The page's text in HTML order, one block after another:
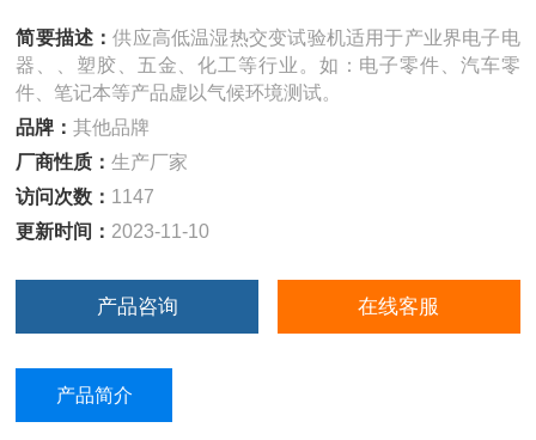
简要描述：供应高低温湿热交变试验机适用于产业界电子电
器、、塑胶、五金、化工等行业。如：电子零件、汽车零
件、笔记本等产品虚以气候环境测试。
品牌：其他品牌
厂商性质：生产厂家
访问次数： 1147
更新时间： 2023-11-10
产品咨询 在线客服
产品简介